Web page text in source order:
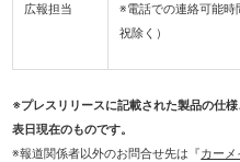
広報担当
※電話での連絡可能
祝除く）
※プレスリリースに記載された製品の仕
表日現在のものです。
※報道関係者以外のお問合せ先は『カー